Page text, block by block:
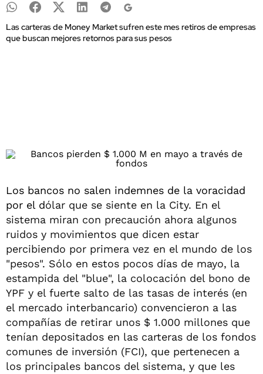
Las carteras de Money Market sufren este mes retiros de empresas
que buscan mejores retornos para sus pesos
Los bancos no salen indemnes de la voracidad
por el dólar que se siente en la City. En el
sistema miran con precaución ahora algunos
ruidos y movimientos que dicen estar
percibiendo por primera vez en el mundo de los
"pesos". Sólo en estos pocos días de mayo, la
estampida del "blue", la colocación del bono de
YPF y el fuerte salto de las tasas de interés (en
el mercado interbancario) convencieron a las
compañías de retirar unos $ 1.000 millones que
tenían depositados en las carteras de los fondos
comunes de inversión (FCI), que pertenecen a
los principales bancos del sistema, y que les